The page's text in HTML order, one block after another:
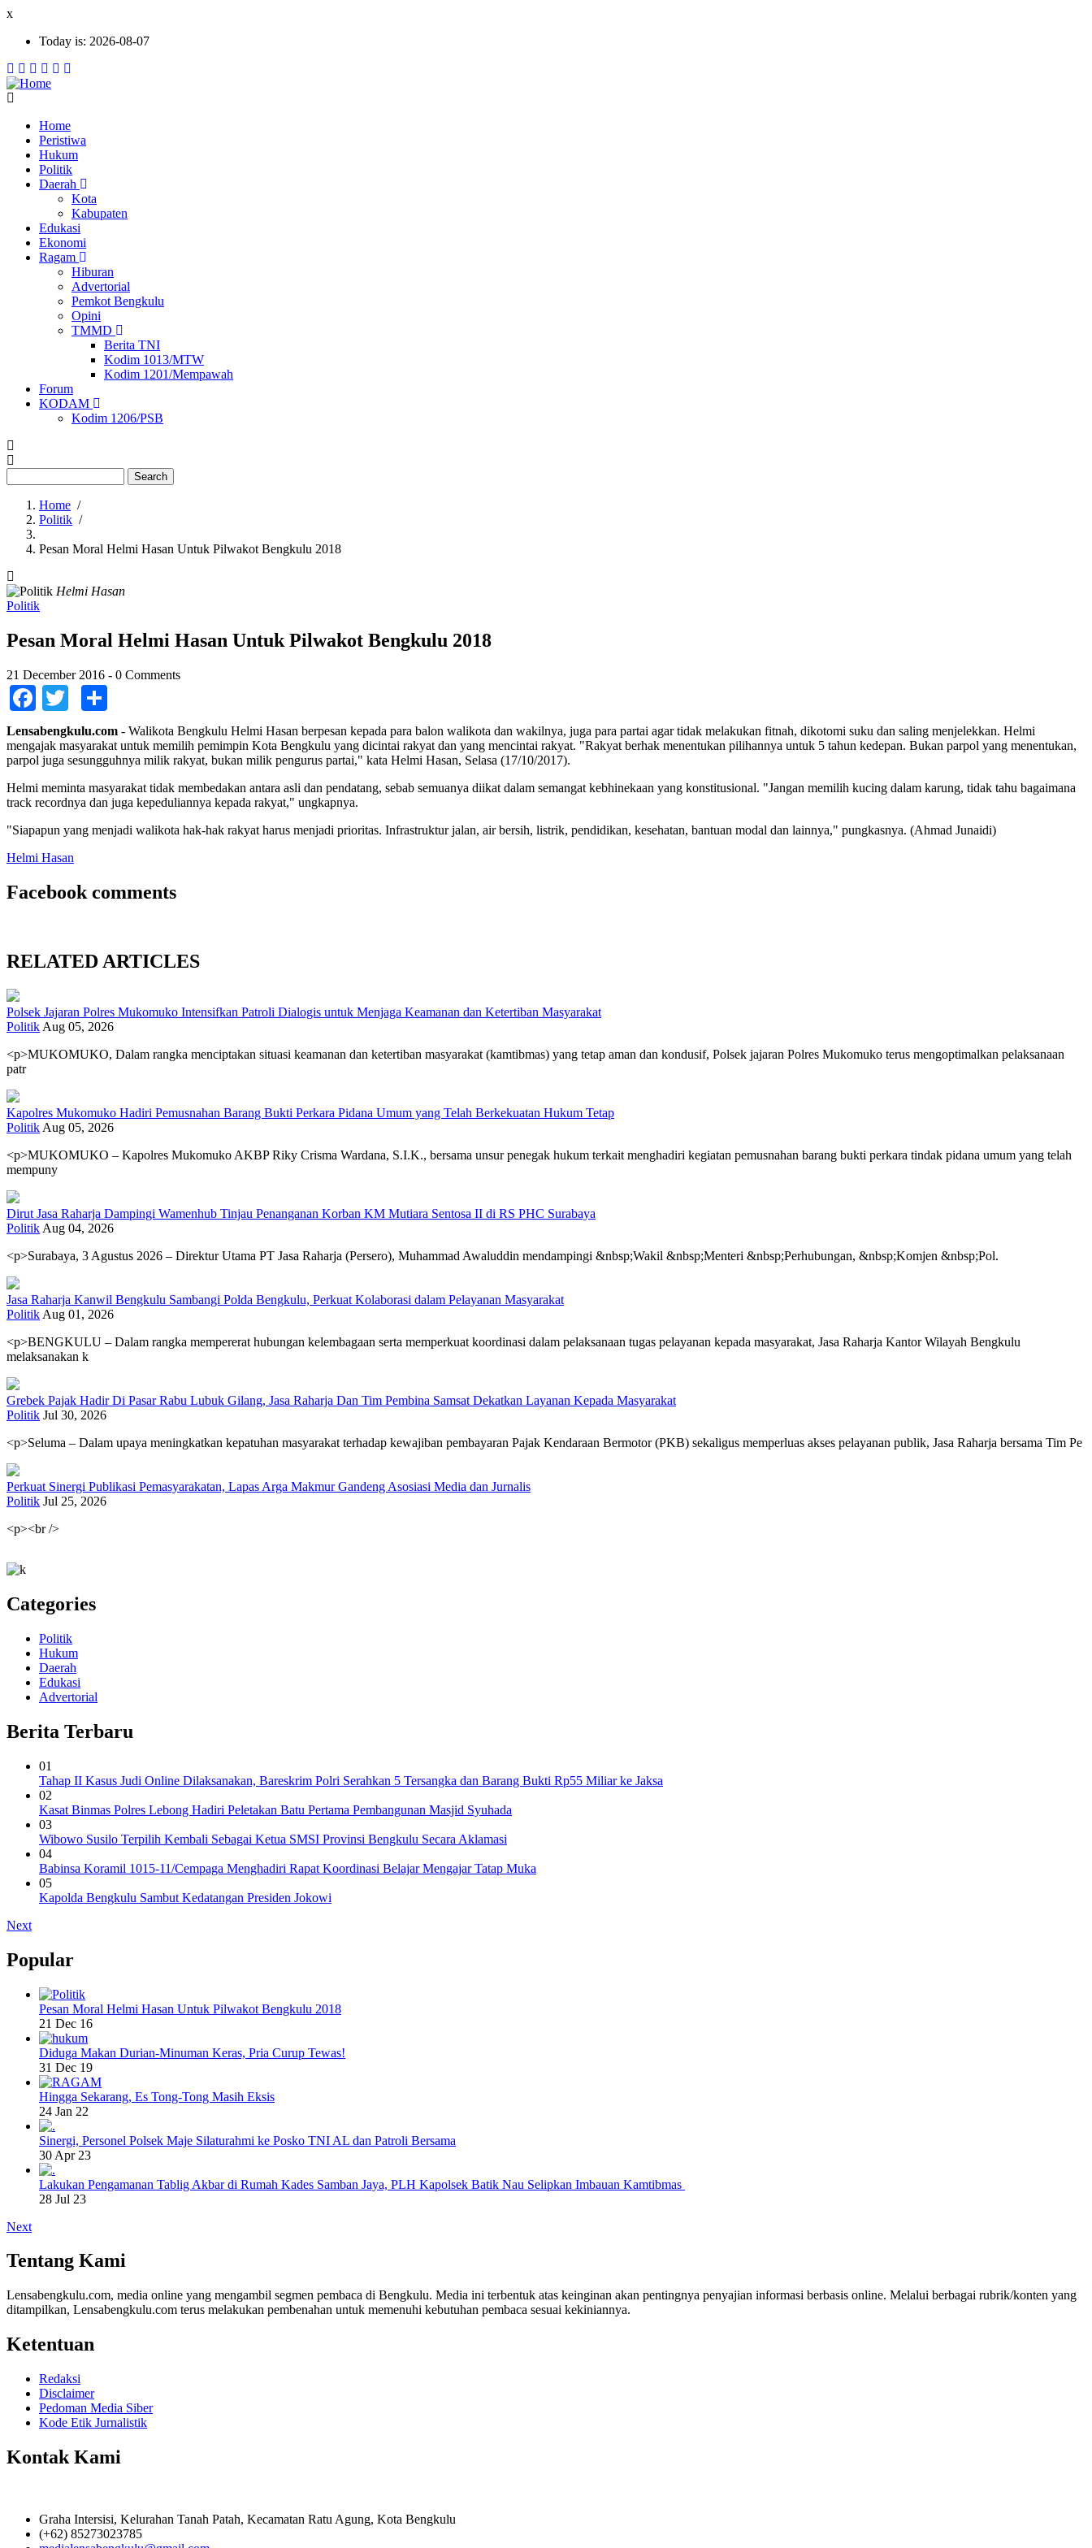
Skip
main
x
Today is: 2026-08-07
Ekonomi
Home
Peristiwa
Hukum
Politik
Daerah
Kota
Kabupaten
Edukasi
Ekonomi
Ragam
Hiburan
Advertorial
Pemkot Bengkulu
Opini
TMMD
Berita TNI
Kodim 1013/MTW
Kodim 1201/Mempawah
Forum
KODAM
Kodim 1206/PSB
Breadcrumb
Home /
Politik /
Pesan Moral Helmi Hasan Untuk Pilwakot Bengkulu 2018
Helmi Hasan
Politik
Pesan Moral Helmi Hasan Untuk Pilwakot Bengkulu 2018
21 December 2016 - 0 Comments
Facebook
Twitter
Lensabengkulu.com - Walikota Bengkulu Helmi Hasan berpesan kepada para balon walikota dan wakilnya, juga para partai agar tidak melakukan fitnah, dikotomi suku dan saling menjelekkan. Helmi
mengajak masyarakat untuk memilih pemimpin Kota Bengkulu yang dicintai rakyat dan yang mencintai rakyat. "Rakyat berhak menentukan pilihannya untuk 5 tahun kedepan. Bukan parpol yang menentukan,
parpol juga sesungguhnya milik rakyat, bukan milik pengurus partai," kata Helmi Hasan, Selasa (17/10/2017).
Helmi meminta masyarakat tidak membedakan antara asli dan pendatang, sebab semuanya diikat dalam semangat kebhinekaan yang konstitusional. "Jangan memilih kucing dalam karung, tidak tahu bagaimana
track recordnya dan juga kepeduliannya kepada rakyat," ungkapnya.
"Siapapun yang menjadi walikota hak-hak rakyat harus menjadi prioritas. Infrastruktur jalan, air bersih, listrik, pendidikan, kesehatan, bantuan modal dan lainnya," pungkasnya. (Ahmad Junaidi)
Helmi Hasan
Facebook comments
RELATED ARTICLES
Polsek Jajaran Polres Mukomuko Intensifkan Patroli Dialogis untuk Menjaga Keamanan dan Ketertiban Masyarakat
Politik Aug 05, 2026
<p>MUKOMUKO, Dalam rangka menciptakan situasi keamanan dan ketertiban masyarakat (kamtibmas) yang tetap aman dan kondusif, Polsek jajaran Polres Mukomuko terus mengoptimalkan pelaksanaan
patr
Kapolres Mukomuko Hadiri Pemusnahan Barang Bukti Perkara Pidana Umum yang Telah Berkekuatan Hukum Tetap
Politik Aug 05, 2026
<p>MUKOMUKO – Kapolres Mukomuko AKBP Riky Crisma Wardana, S.I.K., bersama unsur penegak hukum terkait menghadiri kegiatan pemusnahan barang bukti perkara tindak pidana umum yang telah
mempuny
Dirut Jasa Raharja Dampingi Wamenhub Tinjau Penanganan Korban KM Mutiara Sentosa II di RS PHC Surabaya
Politik Aug 04, 2026
<p>Surabaya, 3 Agustus 2026 – Direktur Utama PT Jasa Raharja (Persero), Muhammad Awaluddin mendampingi &nbsp;Wakil &nbsp;Menteri &nbsp;Perhubungan, &nbsp;Komjen &nbsp;Pol.
Jasa Raharja Kanwil Bengkulu Sambangi Polda Bengkulu, Perkuat Kolaborasi dalam Pelayanan Masyarakat
Politik Aug 01, 2026
<p>BENGKULU – Dalam rangka mempererat hubungan kelembagaan serta memperkuat koordinasi dalam pelaksanaan tugas pelayanan kepada masyarakat, Jasa Raharja Kantor Wilayah Bengkulu
melaksanakan k
Grebek Pajak Hadir Di Pasar Rabu Lubuk Gilang, Jasa Raharja Dan Tim Pembina Samsat Dekatkan Layanan Kepada Masyarakat
Politik Jul 30, 2026
<p>Seluma – Dalam upaya meningkatkan kepatuhan masyarakat terhadap kewajiban pembayaran Pajak Kendaraan Bermotor (PKB) sekaligus memperluas akses pelayanan publik, Jasa Raharja bersama Tim Pe
Perkuat Sinergi Publikasi Pemasyarakatan, Lapas Arga Makmur Gandeng Asosiasi Media dan Jurnalis
Politik Jul 25, 2026
<p><br />
Categories
Politik
Hukum
Daerah
Edukasi
Advertorial
Berita Terbaru
01
Tahap II Kasus Judi Online Dilaksanakan, Bareskrim Polri Serahkan 5 Tersangka dan Barang Bukti Rp55 Miliar ke Jaksa
02
Kasat Binmas Polres Lebong Hadiri Peletakan Batu Pertama Pembangunan Masjid Syuhada
03
Wibowo Susilo Terpilih Kembali Sebagai Ketua SMSI Provinsi Bengkulu Secara Aklamasi
04
Babinsa Koramil 1015-11/Cempaga Menghadiri Rapat Koordinasi Belajar Mengajar Tatap Muka
05
Kapolda Bengkulu Sambut Kedatangan Presiden Jokowi
Next
Popular
Pesan Moral Helmi Hasan Untuk Pilwakot Bengkulu 2018
21 Dec 16
Diduga Makan Durian-Minuman Keras, Pria Curup Tewas!
31 Dec 19
Hingga Sekarang, Es Tong-Tong Masih Eksis
24 Jan 22
Sinergi, Personel Polsek Maje Silaturahmi ke Posko TNI AL dan Patroli Bersama
30 Apr 23
Lakukan Pengamanan Tablig Akbar di Rumah Kades Samban Jaya, PLH Kapolsek Batik Nau Selipkan Imbauan Kamtibmas
28 Jul 23
Next
Tentang Kami
Lensabengkulu.com, media online yang mengambil segmen pembaca di Bengkulu. Media ini terbentuk atas keinginan akan pentingnya penyajian informasi berbasis online. Melalui berbagai rubrik/konten yang
ditampilkan, Lensabengkulu.com terus melakukan pembenahan untuk memenuhi kebutuhan pembaca sesuai kekiniannya.
Ketentuan
Redaksi
Disclaimer
Pedoman Media Siber
Kode Etik Jurnalistik
Kontak Kami
Graha Intersisi, Kelurahan Tanah Patah, Kecamatan Ratu Agung, Kota Bengkulu
(+62) 85273023785